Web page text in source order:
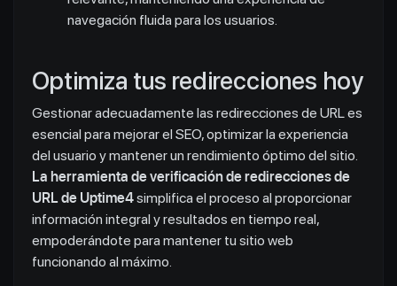
navegación fluida para los usuarios.
Optimiza tus redirecciones hoy
Gestionar adecuadamente las redirecciones de URL es
esencial para mejorar el SEO, optimizar la experiencia
del usuario y mantener un rendimiento óptimo del sitio.
La herramienta de verificación de redirecciones de
URL de Uptime4simplifica el proceso al proporcionar
información integral y resultados en tiempo real,
empoderándote para mantener tu sitio web
funcionando al máximo.